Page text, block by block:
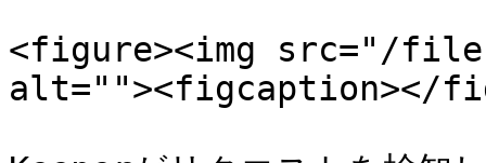
<figure><img src="/files/
alt=""><figcaption></